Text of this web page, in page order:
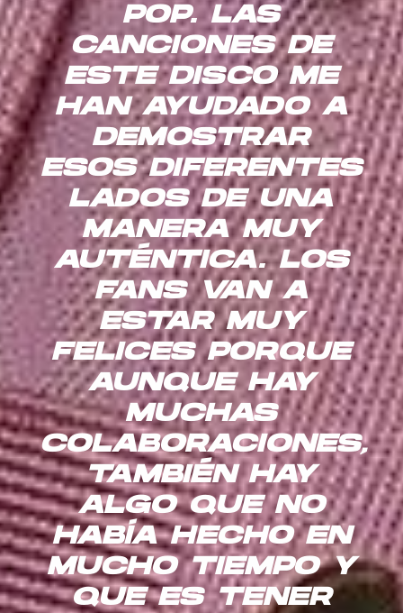
POP. LAS
CANCIONES DE
ESTE DISCO ME
HAN AYUDADO A
DEMOSTRAR
ESOS DIFERENTES
LADOS DE UNA
MANERA MUY
AUTÉNTICA. LOS
FANS VAN A
ESTAR MUY
FELICES PORQUE
AUNQUE HAY
MUCHAS
COLABORACIONES,
TAMBIÉN HAY
ALGO QUE NO
HABÍA HECHO EN
MUCHO TIEMPO Y
QUE ES TENER